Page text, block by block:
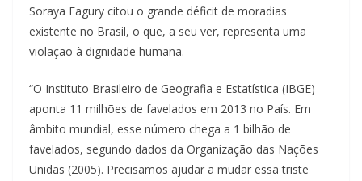
Soraya Fagury citou o grande déficit de moradias
existente no Brasil, o que, a seu ver, representa uma
violação à dignidade humana.
“O Instituto Brasileiro de Geografia e Estatística (IBGE)
aponta 11 milhões de favelados em 2013 no País. Em
âmbito mundial, esse número chega a 1 bilhão de
favelados, segundo dados da Organização das Nações
Unidas (2005). Precisamos ajudar a mudar essa triste